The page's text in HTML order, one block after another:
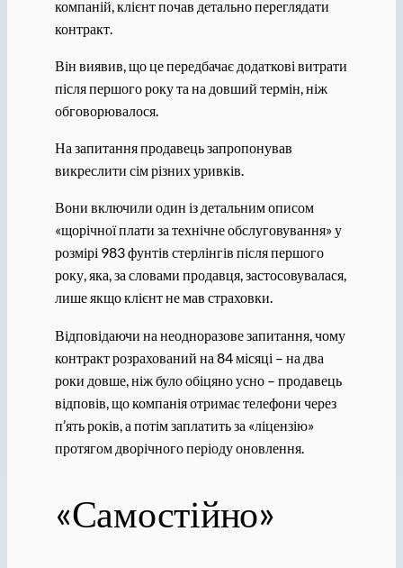
компаній, клієнт почав детально переглядати
контракт.
Він виявив, що це передбачає додаткові витрати
після першого року та на довший термін, ніж
обговорювалося.
На запитання продавець запропонував
викреслити сім різних уривків.
Вони включили один із детальним описом
«щорічної плати за технічне обслуговування» у
розмірі 983 фунтів стерлінгів після першого
року, яка, за словами продавця, застосовувалася,
лише якщо клієнт не мав страховки.
Відповідаючи на неодноразове запитання, чому
контракт розрахований на 84 місяці – на два
роки довше, ніж було обіцяно усно – продавець
відповів, що компанія отримає телефони через
п’ять років, а потім заплатить за «ліцензію»
протягом дворічного періоду оновлення.
«Самостійно»